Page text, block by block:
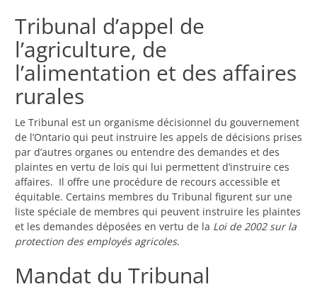
Tribunal d’appel de
l’agriculture, de
l’alimentation et des affaires
rurales
Le Tribunal est un organisme décisionnel du gouvernement
de l’Ontario qui peut instruire les appels de décisions prises
par d’autres organes ou entendre des demandes et des
plaintes en vertu de lois qui lui permettent d’instruire ces
affaires. Il offre une procédure de recours accessible et
équitable. Certains membres du Tribunal figurent sur une
liste spéciale de membres qui peuvent instruire les plaintes
et les demandes déposées en vertu de la Loi de 2002 sur la
protection des employés agricoles.
Mandat du Tribunal